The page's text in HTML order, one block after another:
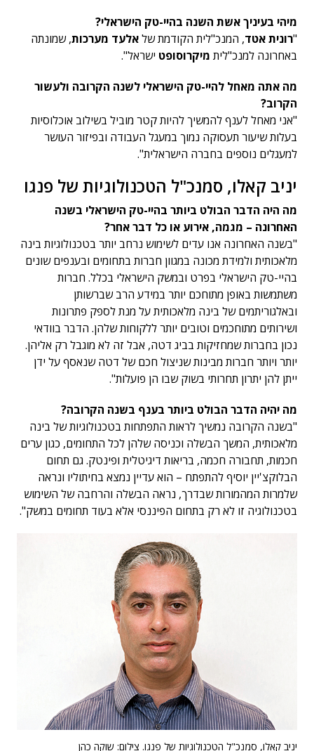
מיהי בעיניך אשת השנה בהיי-טק הישראלי?
"רונית אטד, המנכ"לית הקודמת שלאלעד מערכות, שמונתה
באחרונה למנכ"לית מיקרוסופט ישראל".
מה אתה מאחל להיי-טק הישראלי לשנה הקרובה ולעשור
הקרוב?
"אני מאחל לענף להמשיך להיות קטר מוביל בשילוב אוכלוסיות
בעלות שיעור תעסוקה נמוך במעגל העבודה ובפיזור העושר
למעגלים נוספים בחברה הישראלית".
יניב קאלו, סמנכ"ל הטכנולוגיות של פנגו
מה היה הדבר הבולט ביותר בהיי-טק הישראלי בשנה
האחרונה – מגמה, אירוע או כל דבר אחר?
"בשנה האחרונה אנו עדים לשימוש נרחב יותר בטכנולוגיות בינה
מלאכותית ולמידת מכונה במגוון חברות בתחומים ובענפים שונים
בהיי-טק הישראלי בפרט ובמשק הישראלי בכלל. חברות
משתמשות באופן מתוחכם יותר במידע הרב שברשותן
ובאלגוריתמים של בינה מלאכותית על מנת לספק פתרונות
ושירותים מתוחכמים וטובים יותר ללקוחות שלהן. הדבר בוודאי
נכון בחברות שמחזיקות בביג דטה, אבל זה לא מוגבל רק אליהן.
יותר ויותר חברות מבינות שניצול חכם של דטה שנאסף על ידן
ייתן להן יתרון תחרותי בשוק שבו הן פועלות".
מה יהיה הדבר הבולט ביותר בענף בשנה הקרובה?
"בשנה הקרובה נמשיך לראות התפתחות בטכנולוגיות של בינה
מלאכותית, המשך הבשלה וכניסה שלהן לכל התחומים, כגון ערים
חכמות, תחבורה חכמה, בריאות דיגיטלית ופינטק. גם תחום
הבלוקצ'יין יוסיף להתפתח – הוא עדיין נמצא בחיתוליו ונראה
שלמרות המהמורות שבדרך, נראה הבשלה והרחבה של השימוש
בטכנולוגיה זו לא רק בתחום הפיננסי אלא בעוד תחומים במשק".
יניב קאלו, סמנכ"ל הטכנולוגיות של פנגו. צילום: שוקה כהן